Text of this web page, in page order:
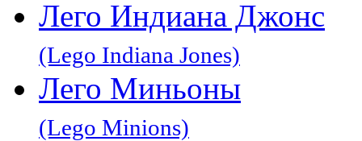
Лего Индиана Джонс
(Lego Indiana Jones)
Лего Миньоны
(Lego Minions)